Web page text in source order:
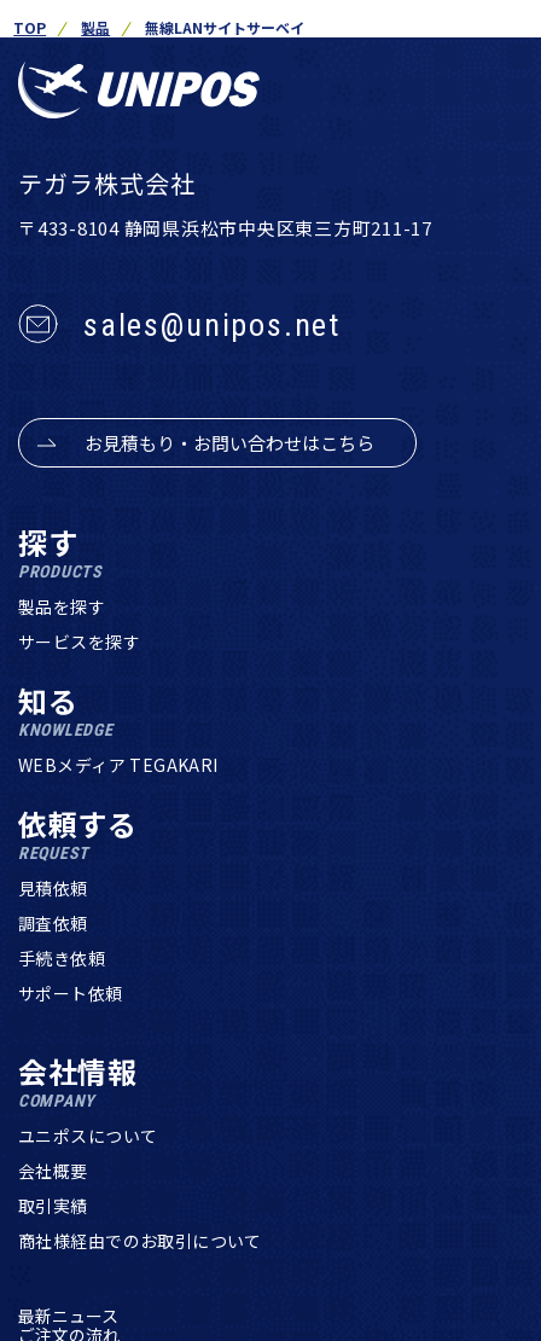
TOP 製品 無線LANサイトサーベイ
テガラ株式会社
〒433-8104 静岡県浜松市中央区東三方町211-17
sales@unipos.net
お見積もり・お問い合わせはこちら
探す
PRODUCTS
製品を探す
サービスを探す
知る
KNOWLEDGE
WEBメディア TEGAKARI
依頼する
REQUEST
見積依頼
調査依頼
手続き依頼
サポート依頼
会社情報
COMPANY
ユニポスについて
会社概要
取引実績
商社様経由でのお取引について
最新ニュース
ご注文の流れ